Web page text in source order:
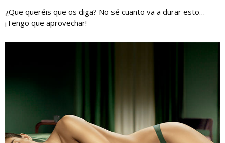
¿Que queréis que os diga? No sé cuanto va a durar esto…
¡Tengo que aprovechar!